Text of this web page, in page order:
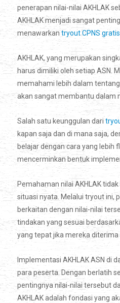
penerapan nilai-nilai AKHLAK
AKHLAK menjadi sangat
menawarkan tryout CPNS
AKHLAK, yang merupakan
harus dimiliki oleh setiap ASN.
memahami lebih dalam
akan sangat membantu dalam
Salah satu keunggulan dari
kapan saja dan di mana saja,
belajar dengan cara yang lebih
mencerminkan bentuk
Pemahaman nilai AKHLAK
situasi nyata. Melalui tryout ini,
berkaitan dengan nilai-nilai
tindakan yang sesuai
yang tepat jika mereka diterima
Implementasi AKHLAK ASN di
para peserta. Dengan berlatih
pentingnya nilai-nilai tersebut
AKHLAK adalah fondasi yang